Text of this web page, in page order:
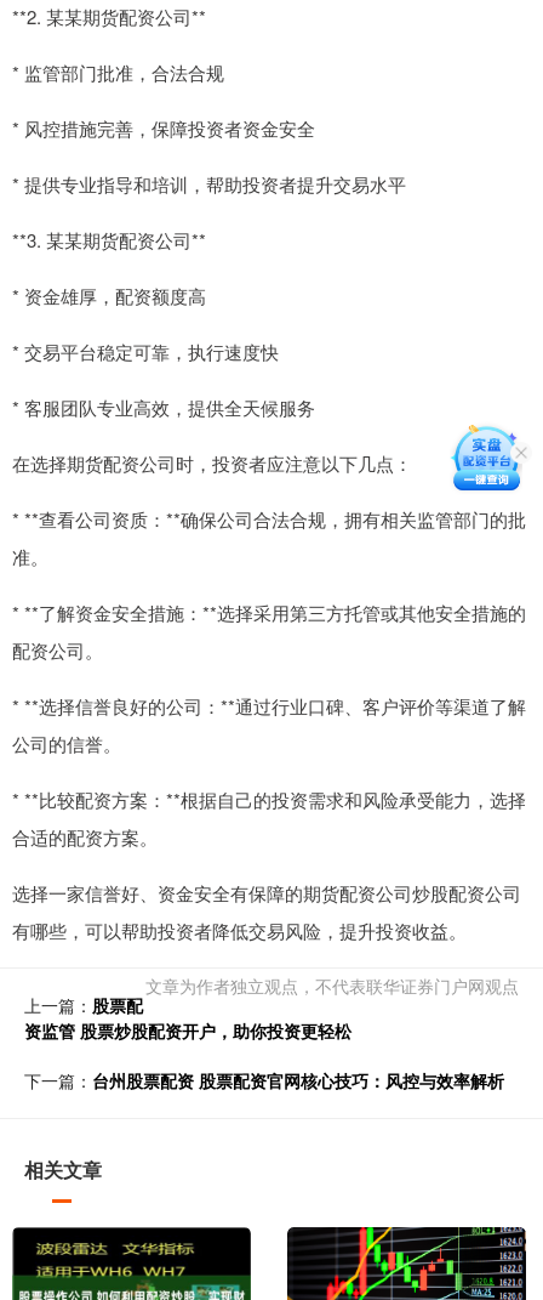
**2. 某某期货配资公司**
* 监管部门批准，合法合规
* 风控措施完善，保障投资者资金安全
* 提供专业指导和培训，帮助投资者提升交易水平
**3. 某某期货配资公司**
* 资金雄厚，配资额度高
* 交易平台稳定可靠，执行速度快
* 客服团队专业高效，提供全天候服务
在选择期货配资公司时，投资者应注意以下几点：
* **查看公司资质：**确保公司合法合规，拥有相关监管部门的批
准。
* **了解资金安全措施：**选择采用第三方托管或其他安全措施的
配资公司。
* **选择信誉良好的公司：**通过行业口碑、客户评价等渠道了解
公司的信誉。
* **比较配资方案：**根据自己的投资需求和风险承受能力，选择
合适的配资方案。
选择一家信誉好、资金安全有保障的期货配资公司炒股配资公司
有哪些，可以帮助投资者降低交易风险，提升投资收益。
文章为作者独立观点，不代表联华证券门户网观点
上一篇： 股票配
资监管 股票炒股配资开户，助你投资更轻松
下一篇： 台州股票配资 股票配资官网核心技巧：风控与效率解析
相关文章